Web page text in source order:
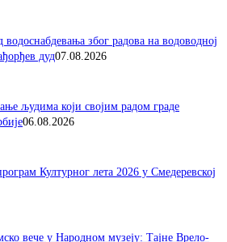
због радова на водоводној
дуд07.08.2026
људима који својим радом граде
06.08.2026
Културног лета 2026 у Смедеревској
вече у Народном музеју: Тајне Врело-